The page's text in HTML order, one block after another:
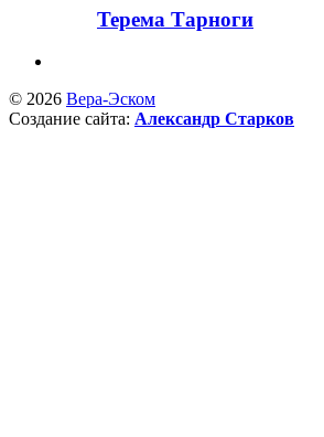
Терема Тарноги
© 2026 Вера-Эском
Создание сайта: Александр Старков